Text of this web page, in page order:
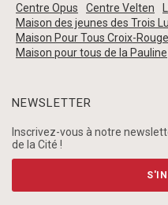
Centre Opus
Centre Velten
Maison des jeunes des Trois
Maison Pour Tous Croix-
Maison pour tous de la Pauline
NEWSLETTER
Inscrivez-vous à notre
de la Cité !